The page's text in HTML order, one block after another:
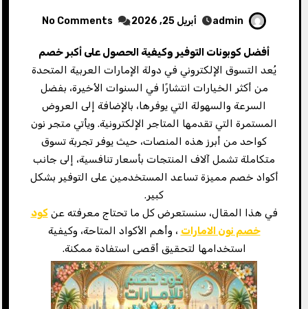
admin أبريل 25, 2026 No Comments
أفضل كوبونات التوفير وكيفية الحصول على أكبر خصم
يُعد التسوق الإلكتروني في دولة الإمارات العربية المتحدة
من أكثر الخيارات انتشارًا في السنوات الأخيرة، بفضل
السرعة والسهولة التي يوفرها، بالإضافة إلى العروض
المستمرة التي تقدمها المتاجر الإلكترونية. ويأتي متجر نون
كواحد من أبرز هذه المنصات، حيث يوفر تجربة تسوق
متكاملة تشمل آلاف المنتجات بأسعار تنافسية، إلى جانب
أكواد خصم مميزة تساعد المستخدمين على التوفير بشكل
كبير.
في هذا المقال، سنستعرض كل ما تحتاج معرفته عن كود
خصم نون الامارات ، وأهم الأكواد المتاحة، وكيفية
استخدامها لتحقيق أقصى استفادة ممكنة.